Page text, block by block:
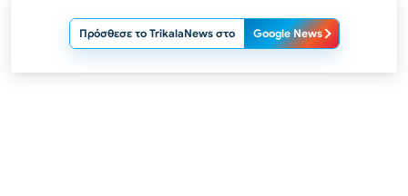
Πρόσθεσε το TrikalaNews στο Google News